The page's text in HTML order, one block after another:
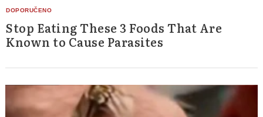
Stop Eating These 3 Foods That Are
Known to Cause Parasites